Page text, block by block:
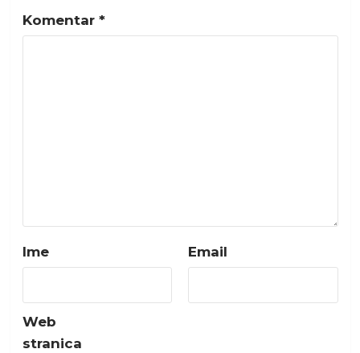
Komentar *
Ime Email
Web
stranica